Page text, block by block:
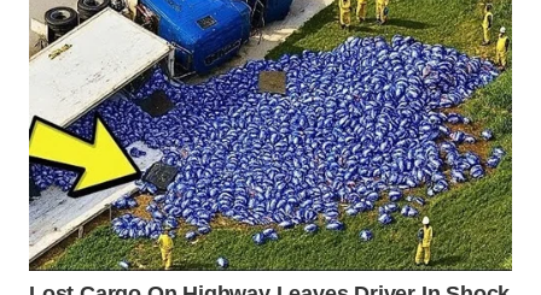
WN
CIREBON
WN
INDRAMAYU
WN
KUNINGAN